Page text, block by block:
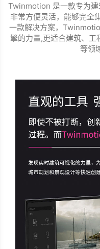
Twinmotion 是一款专为
非常方便灵活，能够完全
一款解决方案，
擎的力量,更适合建筑、工
等领